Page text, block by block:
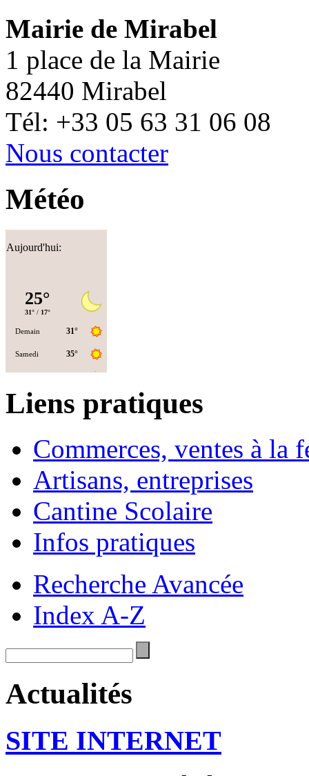
Mairie de Mirabel
1 place de la Mairie
82440 Mirabel
Tél: +33 05 63 31 06 08
Nous contacter
Météo
Aujourd'hui:
Liens pratiques
Commerces, ventes à la
Artisans, entreprises
Cantine Scolaire
Infos pratiques
Recherche Avancée
Index A-Z
Actualités
SITE INTERNET